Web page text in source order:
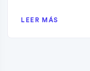
LEER MÁS